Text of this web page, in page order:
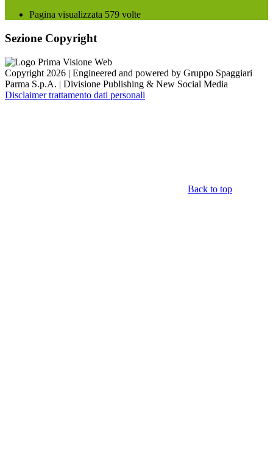
Pagina visualizzata 579 volte
Sezione Copyright
Copyright 2026 | Engineered and powered by Gruppo Spaggiari
Parma S.p.A. | Divisione Publishing & New Social Media
Disclaimer trattamento dati personali
Back to top